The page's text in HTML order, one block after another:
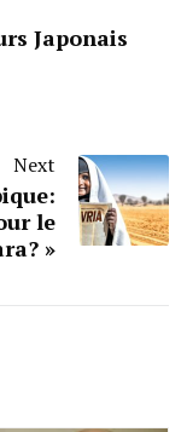
Japonais
Next
le
»